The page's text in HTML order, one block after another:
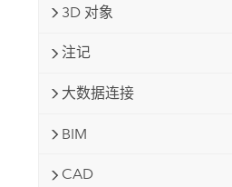
3D 对象
注记
大数据连接
BIM
CAD